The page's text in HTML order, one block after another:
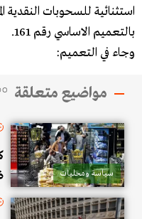
استثنائية للسحوبات النقدية
بالتعميم الاساسي رقم 161.
وجاء في التعميم:
مواضيع متعلقة
سياسة ومحليات